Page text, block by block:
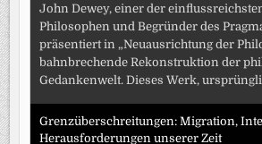
John Dewey, einer der
Philosophen und Begründer des
präsentiert in „Neuausrichtung der
bahnbrechende Rekonstruktion der
Gedankenwelt. Dieses Werk,
Grenzüberschreitungen: Migration,
Herausforderungen unserer Zeit